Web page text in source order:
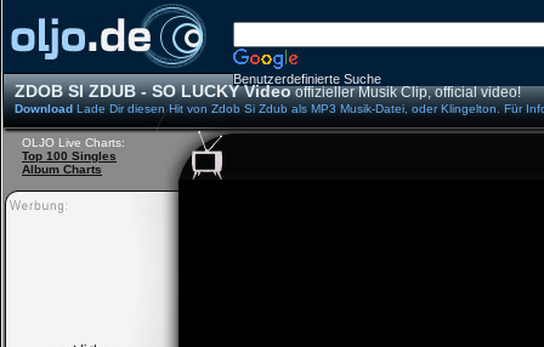
Benutzerdefinierte Suche
ZDOB SI ZDUB - SO LUCKY Videooffizieller Musik Clip, official video!
DownloadLade Dir diesen Hit von Zdob Si Zdub als MP3 Musik-Datei, oder Klingelton. Für
OLJO Live Charts:
Top 100 Singles
Album Charts